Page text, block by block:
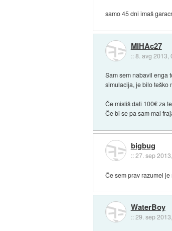
samo 45 dni imaš
MIHAc27
::8. avg 2013,
Sam sem nabavil enga
simulacija, je bilo teško
Če misliš dati 100€ za
Če bi se pa sam mal
bigbug
::27. sep
Če sem prav razumel
WaterBoy
::29. sep